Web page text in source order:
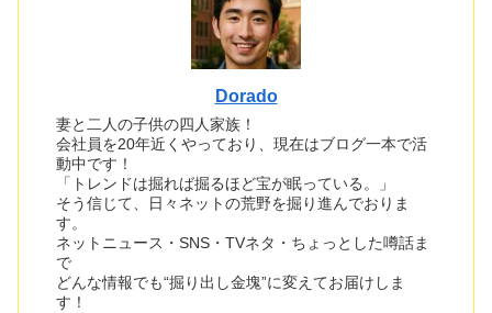
Dorado
妻と二人の子供の四人家族！
会社員を20年近くやっており、現在はブログ一本で活
動中です！
「トレンドは掘れば掘るほど宝が眠っている。」
そう信じて、日々ネットの荒野を掘り進んでおりま
す。
ネットニュース・SNS・TVネタ・ちょっとした噂話ま
で
どんな情報でも“掘り出し金塊”に変えてお届けしま
す！